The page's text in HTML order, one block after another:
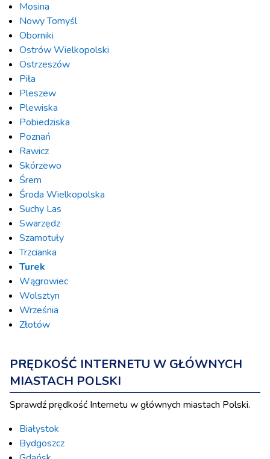
Mosina
Nowy Tomyśl
Oborniki
Ostrów Wielkopolski
Ostrzeszów
Piła
Pleszew
Plewiska
Pobiedziska
Poznań
Rawicz
Skórzewo
Śrem
Środa Wielkopolska
Suchy Las
Swarzędz
Szamotuły
Trzcianka
Turek
Wągrowiec
Wolsztyn
Września
Złotów
PRĘDKOŚĆ INTERNETU W GŁÓWNYCH
MIASTACH POLSKI
Sprawdź prędkość Internetu w głównych miastach Polski.
Białystok
Bydgoszcz